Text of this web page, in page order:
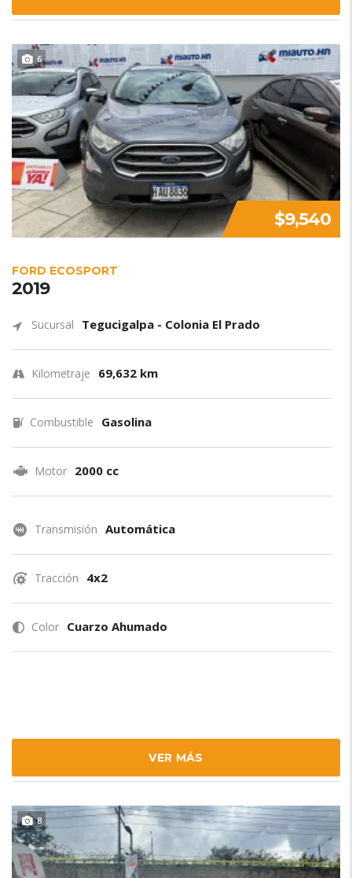
6
$9,540
FORD ECOSPORT
2019
Sucursal Tegucigalpa - Colonia El Prado
Kilometraje 69,632 km
Combustible Gasolina
Motor 2000 cc
Transmisión Automática
Tracción 4x2
Color Cuarzo Ahumado
VER MÁS
8